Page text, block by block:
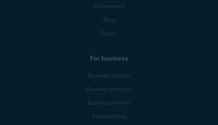
Performance
Blog
Forum
For business
Business support
Business products
Business partners
Business blog